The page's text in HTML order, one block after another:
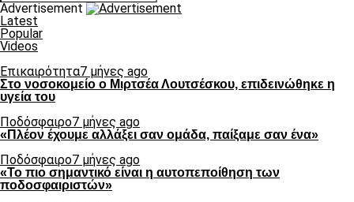
Advertisement
Latest
Popular
Videos
Επικαιρότητα7 μήνες ago
Στο νοσοκομείο ο Μιρτσέα Λουτσέσκου, επιδεινώθηκε η
υγεία του
Ποδόσφαιρο7 μήνες ago
«Πλέον έχουμε αλλάξει σαν ομάδα, παίξαμε σαν ένα»
Ποδόσφαιρο7 μήνες ago
«Το πιο σημαντικό είναι η αυτοπεποίθηση των
ποδοσφαιριστών»